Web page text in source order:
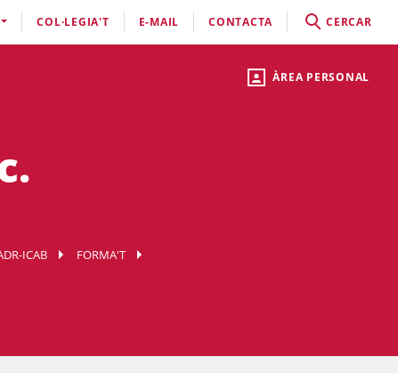
ÀREA PERSONAL
COL·LEGIA'T E-MAIL CONTACTA CERCAR
ICAB
FORMA'T